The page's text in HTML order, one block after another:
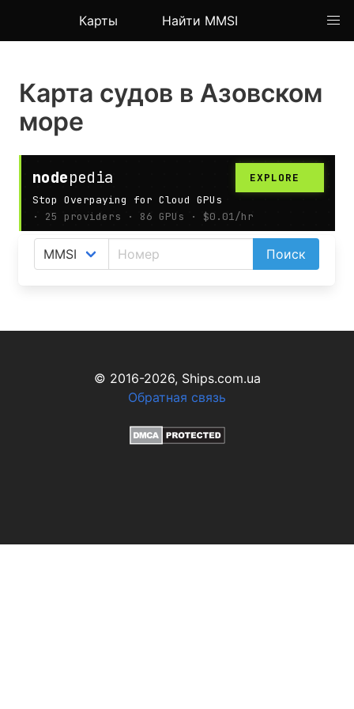
Карты Найти MMSI
Карта судов в Азовском
море
Поиск
На карте АИС показаны позиции судов
(кораблей) в Азовском море.
© 2016-2026, Ships.com.ua
Обратная связь